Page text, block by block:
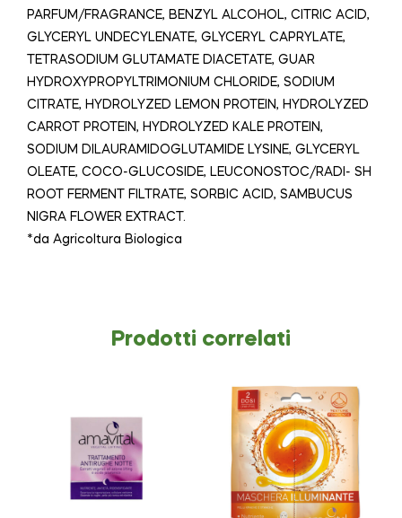
PARFUM/FRAGRANCE, BENZYL ALCOHOL, CITRIC ACID,
GLYCERYL UNDECYLENATE, GLYCERYL CAPRYLATE,
TETRASODIUM GLUTAMATE DIACETATE, GUAR
HYDROXYPROPYLTRIMONIUM CHLORIDE, SODIUM
CITRATE, HYDROLYZED LEMON PROTEIN, HYDROLYZED
CARROT PROTEIN, HYDROLYZED KALE PROTEIN,
SODIUM DILAURAMIDOGLUTAMIDE LYSINE, GLYCERYL
OLEATE, COCO-GLUCOSIDE, LEUCONOSTOC/RADI- SH
ROOT FERMENT FILTRATE, SORBIC ACID, SAMBUCUS
NIGRA FLOWER EXTRACT.
*da Agricoltura Biologica
Prodotti correlati